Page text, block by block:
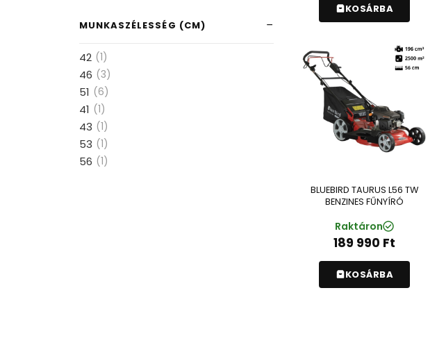
MUNKASZÉLESSÉG (CM)
42 (1)
46 (3)
51 (6)
41 (1)
43 (1)
53 (1)
56 (1)
KOSÁRBA
BLUEBIRD TAURUS L56 TW
BENZINES FŰNYÍRÓ
Raktáron
189 990 Ft
KOSÁRBA